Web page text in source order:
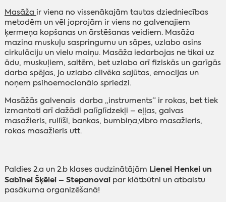
Masāža ir viena no vissenākajām tautas dziedniecības
metodēm un vēl joprojām ir viens no galvenajiem
ķermeņa kopšanas un ārstēšanas veidiem. Masāža
mazina muskuļu saspringumu un sāpes, uzlabo asins
cirkulāciju un vielu maiņu. Masāža iedarbojas ne tikai uz
ādu, muskuļiem, saitēm, bet uzlabo arī fiziskās un garīgās
darba spējas, jo uzlabo cilvēka sajūtas, emocijas un
noņem psihoemocionālo spriedzi.
Masāžās galvenais darba „instruments” ir rokas, bet tiek
izmantoti arī dažādi palīglīdzekļi – eļļas, galvas
masažieris, rullīši, bankas, bumbiņa,vibro masažieris,
rokas masažieris utt.
Paldies 2.a un 2.b klases audzinātājām Lienei Henkei un
Sabīnei Šķēlei – Stepanovaipar klātbūtni un atbalstu
pasākuma organizēšanā!